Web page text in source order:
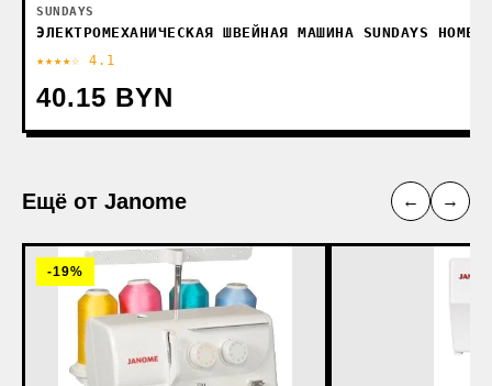
SUNDAYS
ЭЛЕКТРОМЕХАНИЧЕСКАЯ ШВЕЙНАЯ МАШИНА SUNDAYS HOME
★★★★☆ 4.1
40.15 BYN
Ещё от Janome ← →
-19%